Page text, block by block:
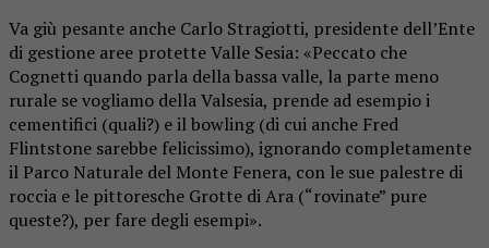
Va giù pesante anche Carlo Stragiotti, presidente dell’Ente
di gestione aree protette Valle Sesia: «Peccato che
Cognetti quando parla della bassa valle, la parte meno
rurale se vogliamo della Valsesia, prende ad esempio i
cementifici (quali?) e il bowling (di cui anche Fred
Flintstone sarebbe felicissimo), ignorando completamente
il Parco Naturale del Monte Fenera, con le sue palestre di
roccia e le pittoresche Grotte di Ara (“rovinate” pure
queste?), per fare degli esempi».